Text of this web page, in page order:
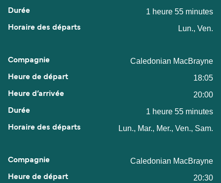
1 heure 55 minutes
Lun., Ven.
Caledonian MacBrayne
18:05
20:00
1 heure 55 minutes
Lun., Mar., Mer., Ven., Sam.
Caledonian MacBrayne
20:30